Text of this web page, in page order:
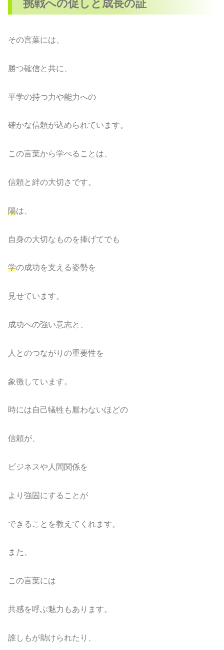
その言葉には、
勝つ確信と共に、
平学の持つ力や能力への
確かな信頼が込められています。
この言葉から学べることは、
信頼と絆の大切さです。
陽は、
自身の大切なものを捧げてでも
学の成功を支える姿勢を
見せています。
成功への強い意志と、
人とのつながりの重要性を
象徴しています。
時には自己犠牲も厭わないほどの
信頼が、
ビジネスや人間関係を
より強固にすることが
できることを教えてくれます。
また、
この言葉には
共感を呼ぶ魅力もあります。
誰しもが助けられたり、